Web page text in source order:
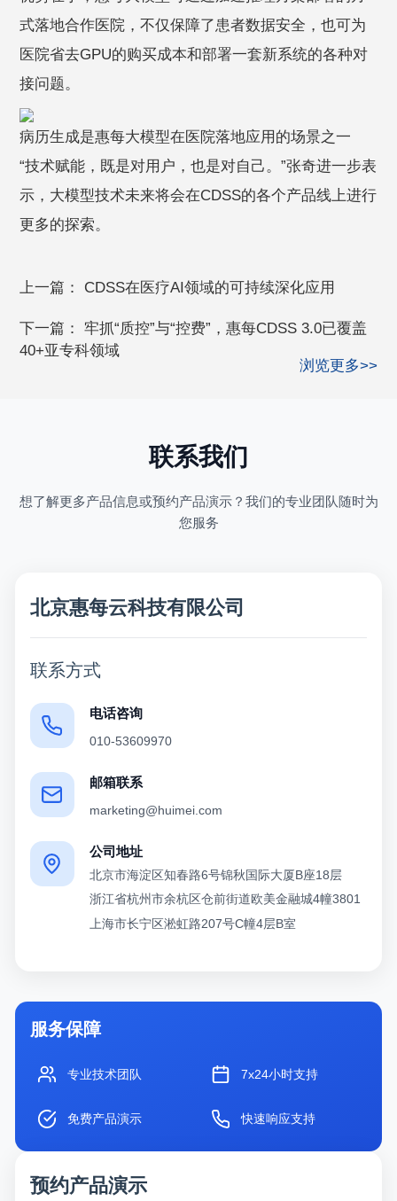
式落地合作医院，不仅保障了患者数据安全，也可为
医院省去GPU的购买成本和部署一套新系统的各种对
接问题。
病历生成是惠每大模型在医院落地应用的场景之一
“技术赋能，既是对用户，也是对自己。”张奇进一步表
示，大模型技术未来将会在CDSS的各个产品线上进行
更多的探索。
上一篇： CDSS在医疗AI领域的可持续深化应用
下一篇：牢抓“质控”与“控费”，惠每CDSS 3.0已覆盖
40+亚专科领域
浏览更多>>
联系我们
想了解更多产品信息或预约产品演示？我们的专业团队随时为
您服务
北京惠每云科技有限公司
联系方式
电话咨询
010-53609970
邮箱联系
marketing@huimei.com
公司地址
北京市海淀区知春路6号锦秋国际大厦B座18层
浙江省杭州市余杭区仓前街道欧美金融城4幢3801
上海市长宁区淞虹路207号C幢4层B室
服务保障
专业技术团队 7x24小时支持
免费产品演示 快速响应支持
预约产品演示